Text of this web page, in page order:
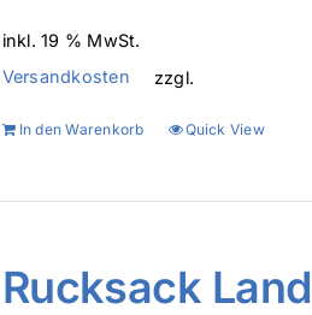
inkl. 19 % MwSt.
zzgl.
Versandkosten
In den Warenkorb Quick View
Rucksack